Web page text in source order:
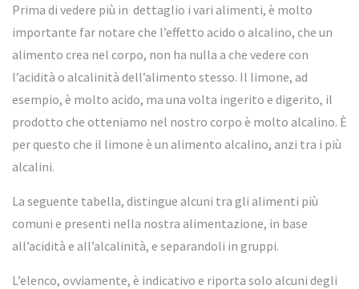
Prima di vedere più in dettaglio i vari alimenti, è molto
importante far notare che l’effetto acido o alcalino, che un
alimento crea nel corpo, non ha nulla a che vedere con
l’acidità o alcalinità dell’alimento stesso. Il limone, ad
esempio, è molto acido, ma una volta ingerito e digerito, il
prodotto che otteniamo nel nostro corpo è molto alcalino. È
per questo che il limone è un alimento alcalino, anzi tra i più
alcalini.
La seguente tabella, distingue alcuni tra gli alimenti più
comuni e presenti nella nostra alimentazione, in base
all’acidità e all’alcalinità, e separandoli in gruppi.
L’elenco, ovviamente, è indicativo e riporta solo alcuni degli